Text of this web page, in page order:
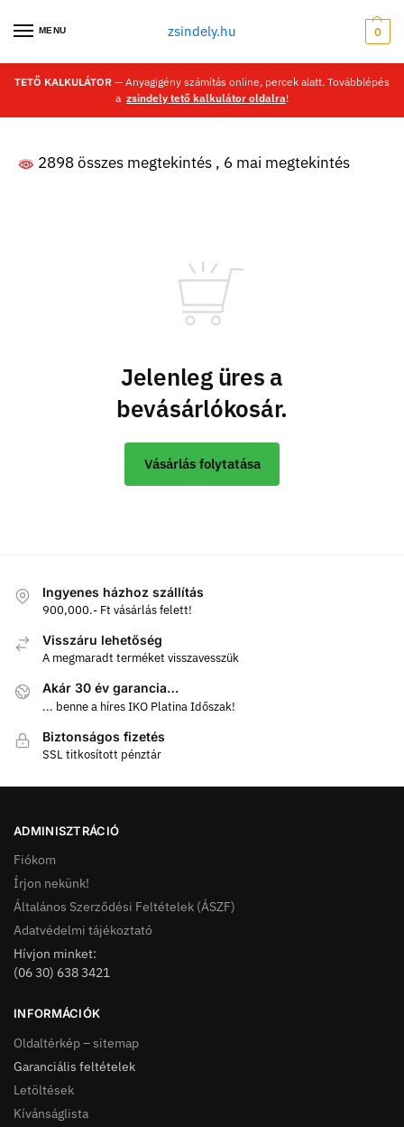
MENU zsindely.hu 0
TETŐ KALKULÁTOR — Anyagigény számítás online, percek alatt. Továbblépés
a zsindely tető kalkulátor oldalra!
2898 összes megtekintés , 6 mai megtekintés
Jelenleg üres a
bevásárlókosár.
Vásárlás folytatása
Ingyenes házhoz szállítás
900,000.- Ft vásárlás felett!
Visszáru lehetőség
A megmaradt terméket visszavesszük
Akár 30 év garancia…
... benne a híres IKO Platina Időszak!
Biztonságos fizetés
SSL titkosított pénztár
ADMINISZTRÁCIÓ
Fiókom
Írjon nekünk!
Általános Szerződési Feltételek (ÁSZF)
Adatvédelmi tájékoztató
Hívjon minket:
(06 30) 638 3421
INFORMÁCIÓK
Oldaltérkép – sitemap
Garanciális feltételek
Letöltések
Kívánságlista